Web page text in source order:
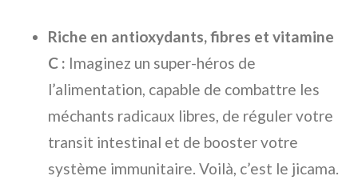
Riche en antioxydants, fibres et vitamine
C : Imaginez un super-héros de
l’alimentation, capable de combattre les
méchants radicaux libres, de réguler votre
transit intestinal et de booster votre
système immunitaire. Voilà, c’est le jicama.